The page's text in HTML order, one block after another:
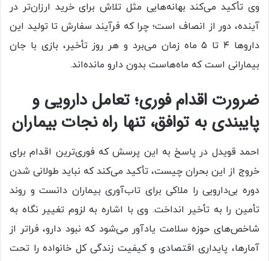
وی تأکید می‌کند بهانه‌هایی مثل تلاش برای خرید ارزان‌تر در
آینده، دور از انصاف است؛ چرا که فرآیند سفارش تا تولید این
داروها ۴ تا ۵ ماه زمان می‌برد و هر روز تأخیر، بازی با جان
بیمارانی است که ماه‌هاست بدون دارو مانده‌اند.
ضرورت اقدام فوری؛ تعامل دارویی و
پایبندی به توافق، تنها راه نجات بیماران
احمد قویدل در پاسخ به این پرسش که فوری‌ترین اقدام برای
خروج از این بحران چیست، تأکید می‌کند که نباید طولانی شدن
دوره بی‌دارویی را ملاکی برای تاب‌آوری بیماران دانست و روند
تأمین را به تأخیر انداخت. وی با اشاره به لزوم تغییر نگاه به
شاخص‌های حوزه سلامت یادآور می‌شود که نبود دارو، فراتر از
آمارها، پایداری اقتصادی و کیفیت زندگی کل خانواده را تحت